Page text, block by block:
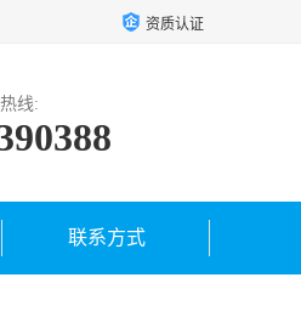
资质认证
线:
联系方式